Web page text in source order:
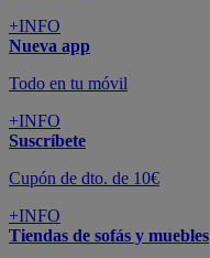
+INFO
Nueva app
Todo en tu móvil
+INFO
Suscríbete
Cupón de dto. de 10€
+INFO
Tiendas de sofás y muebles